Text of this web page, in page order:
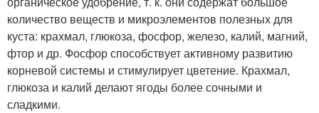
количество веществ и микроэлементов полезных для
куста: крахмал, глюкоза, фосфор, железо, калий, магний,
фтор и др. Фосфор способствует активному развитию
корневой системы и стимулирует цветение. Крахмал,
глюкоза и калий делают ягоды более сочными и
сладкими.